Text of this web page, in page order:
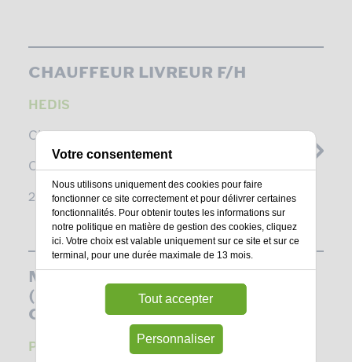
CHAUFFEUR LIVREUR F/H
HEDIS
CHARTRES -
CDI
2026-08-04
MANAGER COMMERCIAL
(RESPONSABLE
COMMERCIAL)
PLG
Votre consentement
Nous utilisons uniquement des cookies pour faire
fonctionner ce site correctement et pour délivrer certaines
fonctionnalités. Pour obtenir toutes les informations sur
notre politique en matière de gestion des cookies, cliquez
ici . Votre choix est valable uniquement sur ce site et sur ce
terminal, pour une durée maximale de 13 mois.
Tout accepter
Personnaliser